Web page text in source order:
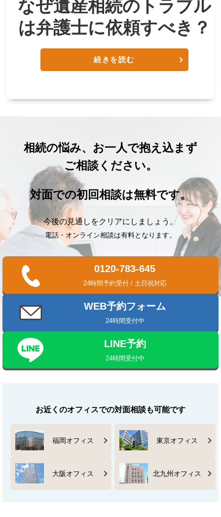
なぜ遺産相続のトラブル
は弁護士に依頼すべき？
続きを読む
相続の悩み、お一人で抱え込まず
ご相談ください。
対面での初回相談は無料です。
今後の見通しをクリアにしましょう。
電話・オンライン相談は有料となります。
0120-783-645
24時間予約受付 / 土日祝対応
WEB予約フォーム
24時間受付中
LINE予約
24時間受付中
お近くのオフィスでの対面相談も可能です
福岡オフィス 東京オフィス
大阪オフィス 北九州オフィス